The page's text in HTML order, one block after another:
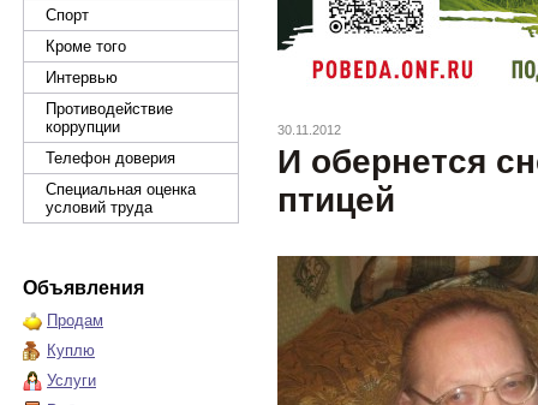
Спорт
Кроме того
Интервью
Противодействие
коррупции
Телефон доверия
Специальная оценка
условий труда
Объявления
Продам
Куплю
Услуги
30.11.2012
И обернется
птицей